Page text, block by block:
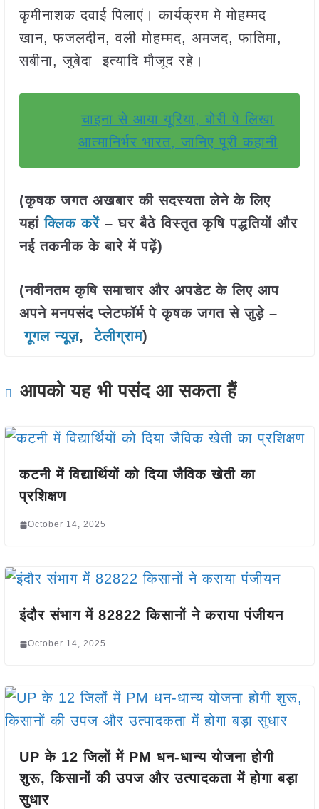
कृमीनाशक दवाई पिलाएं। कार्यक्रम मे मोहम्मद
खान, फजलदीन, वली मोहम्मद, अमजद, फातिमा,
सबीना, जुबेदा इत्यादि मौजूद रहे।
चाइना से आया यूरिया, बोरी पे लिखा
आत्मानिर्भर भारत, जानिए पूरी कहानी
(कृषक जगत अखबार की सदस्यता लेने के लिए
यहांक्लिक करें– घर बैठे विस्तृत कृषि पद्धतियों और
नई तकनीक के बारे में पढ़ें)
(नवीनतम कृषि समाचार और अपडेट के लिए आप
अपने मनपसंद प्लेटफॉर्म पे कृषक जगत से जुड़े –
गूगल न्यूज़,टेलीग्राम)
आपको यह भी पसंद आ सकता हैं
कटनी में विद्यार्थियों को दिया जैविक खेती का
प्रशिक्षण
October 14, 2025
इंदौर संभाग में 82822 किसानों ने कराया पंजीयन
October 14, 2025
UP के 12 जिलों में PM धन-धान्य योजना होगी
शुरू, किसानों की उपज और उत्पादकता में होगा बड़ा
सुधार